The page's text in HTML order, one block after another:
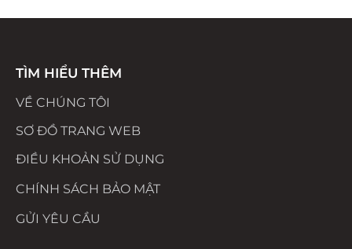
TÌM HIỂU THÊM
VỀ CHÚNG TÔI
SƠ ĐỒ TRANG WEB
ĐIỀU KHOẢN SỬ DỤNG
CHÍNH SÁCH BẢO MẬT
GỬI YÊU CẦU